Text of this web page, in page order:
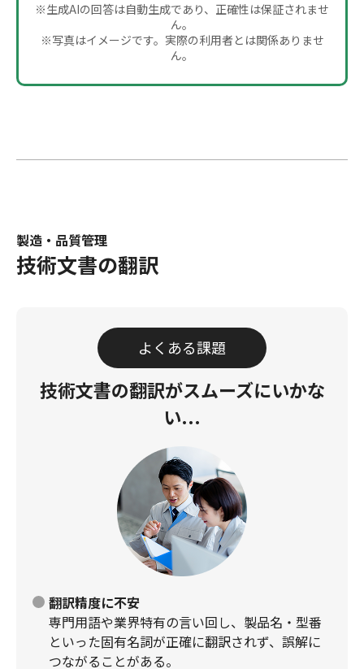
※生成AIの回答は自動生成であり、正確性は保証されませ
ん。
※写真はイメージです。実際の利用者とは関係ありませ
ん。
製造・品質管理
技術文書の翻訳
よくある課題
技術文書の翻訳がスムーズにいかな
い...
翻訳精度に不安
専門用語や業界特有の言い回し、製品名・型番
といった固有名詞が正確に翻訳されず、誤解に
つながることがある。